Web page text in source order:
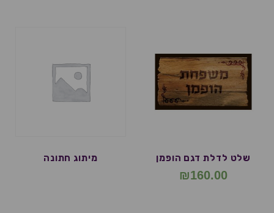
שלט לדלת דגם הופמן
₪160.00
מיתוג חתונה